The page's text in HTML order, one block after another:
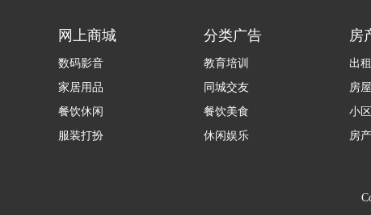
网上商城
数码影音
家居用品
餐饮休闲
服装打扮
分类广告
教育培训
同城交友
餐饮美食
休闲娱乐
房
出
房
小
房